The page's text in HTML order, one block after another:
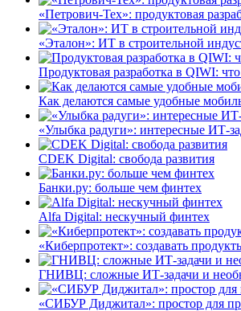
«Петрович-Тех»: продуктовая
«Эталон»: ИТ в строительной
Продуктовая разработка в QIWI:
Как делаются самые удобные
«Улыбка радуги»: интересные ИТ-
CDEK Digital: свобода развития
Банки.ру: больше чем финтех
Alfa Digital: нескучный финтех
«Киберпротект»: создавать
ГНИВЦ: сложные ИТ‑задачи и
«СИБУР Диджитал»: простор для